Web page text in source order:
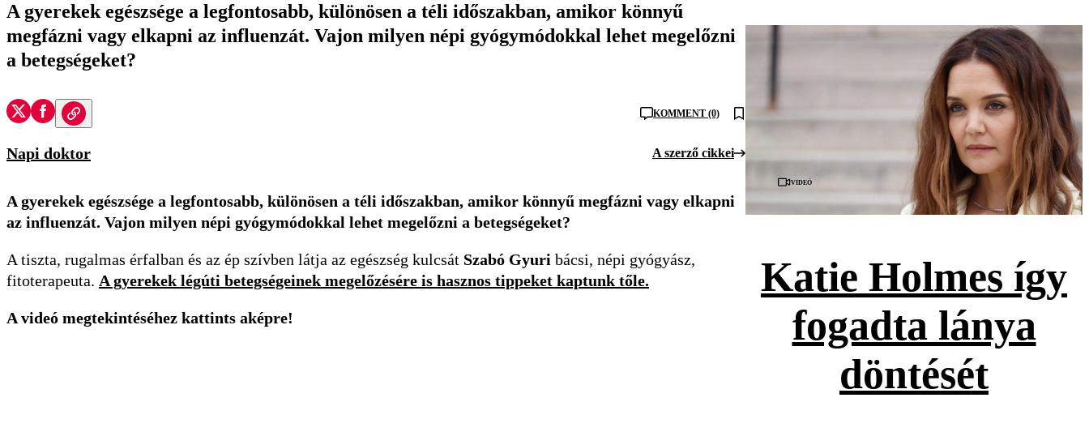
A gyerekek egészsége a legfontosabb, különösen a téli időszakban, amikor könnyű
megfázni vagy elkapni az influenzát. Vajon milyen népi gyógymódokkal lehet megelőzni
a betegségeket?
KOMMENT (0)
Napi doktor A szerző cikkei
A gyerekek egészsége a legfontosabb, különösen a téli időszakban, amikor könnyű megfázni vagy elkapni
az influenzát. Vajon milyen népi gyógymódokkal lehet megelőzni a betegségeket?
A tiszta, rugalmas érfalban és az ép szívben látja az egészség kulcsát Szabó Gyuri bácsi, népi gyógyász,
fitoterapeuta. A gyerekek légúti betegségeinek megelőzésére is hasznos tippeket kaptunk tőle.
A videó megtekintéséhez kattints aképre!
Videó
Katie Holmes így
fogadta lánya
döntését